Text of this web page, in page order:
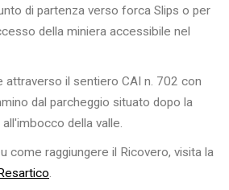
di partenza verso forca Slips o per
della miniera accessibile nel
attraverso il sentiero CAI n. 702 con
dal parcheggio situato dopo la
della valle.
come raggiungere il Ricovero, visita la
.